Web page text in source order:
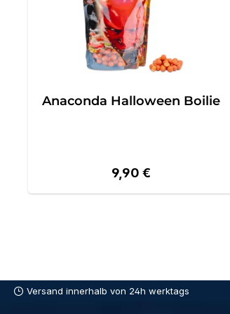
Anaconda Halloween Boilie
Regulärer Preis:
9,90 €
Versand innerhalb von 24h werktags